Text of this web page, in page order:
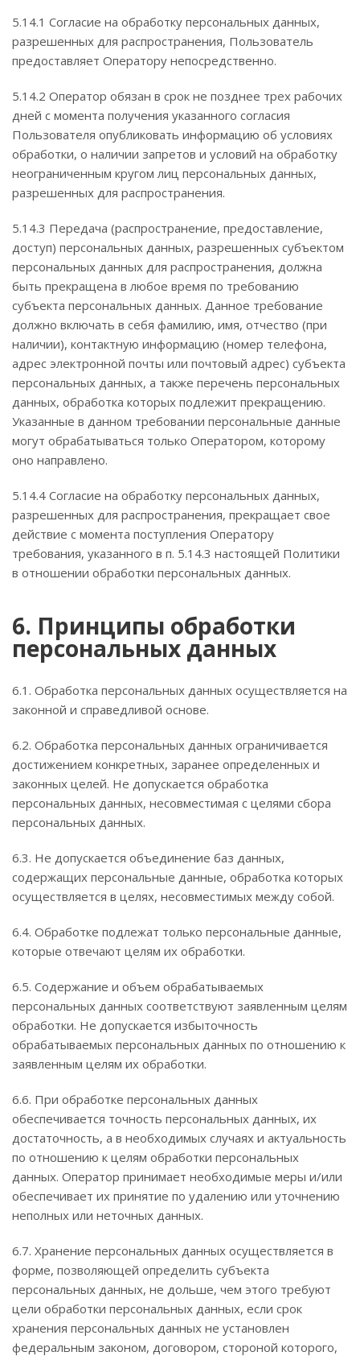
5.14.1 Согласие на обработку персональных данных,
разрешенных для распространения, Пользователь
предоставляет Оператору непосредственно.
5.14.2 Оператор обязан в срок не позднее трех рабочих
дней с момента получения указанного согласия
Пользователя опубликовать информацию об условиях
обработки, о наличии запретов и условий на обработку
неограниченным кругом лиц персональных данных,
разрешенных для распространения.
5.14.3 Передача (распространение, предоставление,
доступ) персональных данных, разрешенных субъектом
персональных данных для распространения, должна
быть прекращена в любое время по требованию
субъекта персональных данных. Данное требование
должно включать в себя фамилию, имя, отчество (при
наличии), контактную информацию (номер телефона,
адрес электронной почты или почтовый адрес) субъекта
персональных данных, а также перечень персональных
данных, обработка которых подлежит прекращению.
Указанные в данном требовании персональные данные
могут обрабатываться только Оператором, которому
оно направлено.
5.14.4 Согласие на обработку персональных данных,
разрешенных для распространения, прекращает свое
действие с момента поступления Оператору
требования, указанного в п. 5.14.3 настоящей Политики
в отношении обработки персональных данных.
6. Принципы обработки
персональных данных
6.1. Обработка персональных данных осуществляется на
законной и справедливой основе.
6.2. Обработка персональных данных ограничивается
достижением конкретных, заранее определенных и
законных целей. Не допускается обработка
персональных данных, несовместимая с целями сбора
персональных данных.
6.3. Не допускается объединение баз данных,
содержащих персональные данные, обработка которых
осуществляется в целях, несовместимых между собой.
6.4. Обработке подлежат только персональные данные,
которые отвечают целям их обработки.
6.5. Содержание и объем обрабатываемых
персональных данных соответствуют заявленным целям
обработки. Не допускается избыточность
обрабатываемых персональных данных по отношению к
заявленным целям их обработки.
6.6. При обработке персональных данных
обеспечивается точность персональных данных, их
достаточность, а в необходимых случаях и актуальность
по отношению к целям обработки персональных
данных. Оператор принимает необходимые меры и/или
обеспечивает их принятие по удалению или уточнению
неполных или неточных данных.
6.7. Хранение персональных данных осуществляется в
форме, позволяющей определить субъекта
персональных данных, не дольше, чем этого требуют
цели обработки персональных данных, если срок
хранения персональных данных не установлен
федеральным законом, договором, стороной которого,